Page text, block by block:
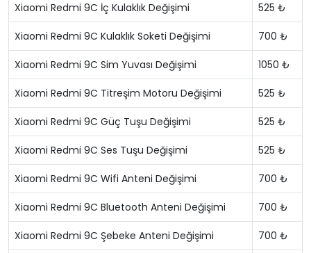
Xiaomi Redmi 9C İç Kulaklık Değişimi 525 ₺
Xiaomi Redmi 9C Kulaklık Soketi Değişimi 700 ₺
Xiaomi Redmi 9C Sim Yuvası Değişimi 1050 ₺
Xiaomi Redmi 9C Titreşim Motoru Değişimi 525 ₺
Xiaomi Redmi 9C Güç Tuşu Değişimi 525 ₺
Xiaomi Redmi 9C Ses Tuşu Değişimi 525 ₺
Xiaomi Redmi 9C Wifi Anteni Değişimi 700 ₺
Xiaomi Redmi 9C Bluetooth Anteni Değişimi 700 ₺
Xiaomi Redmi 9C Şebeke Anteni Değişimi 700 ₺